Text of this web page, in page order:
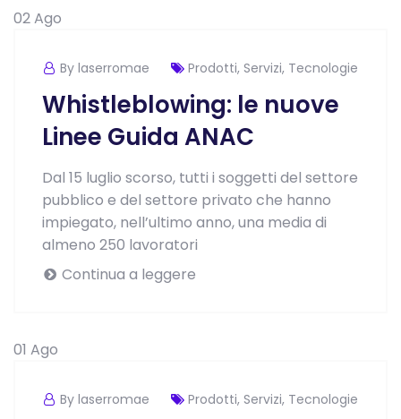
02Ago
By laserromae Prodotti, Servizi, Tecnologie
Whistleblowing: le nuove
Linee Guida ANAC
Dal 15 luglio scorso, tutti i soggetti del settore
pubblico e del settore privato che hanno
impiegato, nell’ultimo anno, una media di
almeno 250 lavoratori
Continua a leggere
01 Ago
By laserromae Prodotti, Servizi, Tecnologie